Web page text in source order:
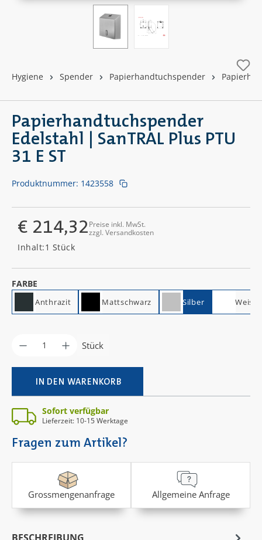
Hygiene Spender Papierhandtuchspender
Papierhandtuchspender
Edelstahl | SanTRAL Plus PTU
31 E ST
Regulärer Preis:
€ 214,32Preise inkl. MwSt.
zzgl. Versandkosten
Inhalt:1 Stück
FARBE
Anthrazit Mattschwarz Silber Weiss
Produkt Anzahl: Gib den gewünschten
Stück
IN DEN WARENKORB
Sofort verfügbar
Lieferzeit: 10-15 Werktage
Produktnummer: 1423558
Fragen zum Artikel?
Grossmengenanfrage Allgemeine Anfrage